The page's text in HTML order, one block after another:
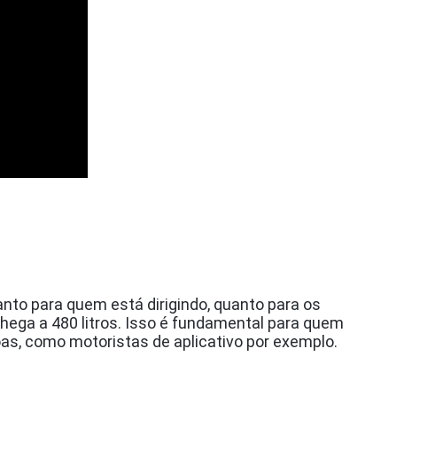
para quem está dirigindo, quanto para os
a 480 litros. Isso é fundamental para quem
como motoristas de aplicativo por exemplo.